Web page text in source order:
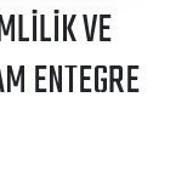
VE
ENTEGRE